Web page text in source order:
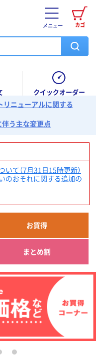
カゴ
メニュー
クイックオーダー
リニューアルに関する
伴う主な変更点
て（7月31日15時更新）
のおそれに関する追加の
お買得
まとめ割